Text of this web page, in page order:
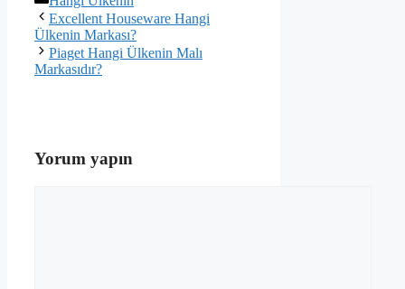
Excellent Houseware Hangi
Ülkenin Markası?
Piaget Hangi Ülkenin Malı
Markasıdır?
Yorum yapın